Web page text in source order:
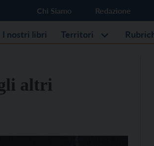
Chi Siamo Redazione
I nostri libri Territori
altri